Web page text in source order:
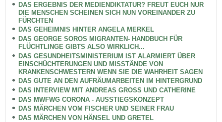
DAS ERGEBNIS DER MEDIENDIKTATUR? FREUT EUCH NUR
DIE MENSCHEN SCHEINEN SICH NUN VOREINANDER ZU
FÜRCHTEN
DAS GEHEIMNIS HINTER ANGELA MERKEL
DAS GEORGE SOROS MIGRANTEN- HANDBUCH FÜR
FLÜCHTLINGE GIBTS ALSO WIRKLICH...
DAS GESUNDHEITSMINISTERIUM IST ALARMIERT ÜBER
EINSCHÜCHTERUNGEN UND MISSTÄNDE VON
KRANKENSCHWESTERN WENN SIE DIE WAHRHEIT SAGEN
DAS GUTE AN DEN AUFRÄUMARBEITEN IM HINTERGRUND
DAS INTERVIEW MIT ANDREAS GROSS UND CATHERINE
DAS MWFWG CORONA - AUSSTIEGSKONZEPT
DAS MÄRCHEN VOM FISCHER UND SEINER FRAU
DAS MÄRCHEN VON HÄNSEL UND GRETEL